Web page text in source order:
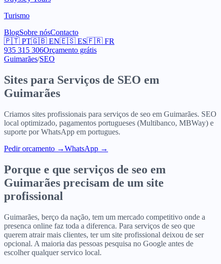
Turismo
BlogSobre nósContacto
🇵🇹 PT🇬🇧 EN🇪🇸 ES🇫🇷 FR
935 315 306Orçamento grátis
Guimarães/SEO
Sites para Serviços de SEO em
Guimarães
Criamos sites profissionais para serviços de seo em Guimarães. SEO
local optimizado, pagamentos portugueses (Multibanco, MBWay) e
suporte por WhatsApp em portugues.
Pedir orcamento →WhatsApp →
Porque e que serviços de seo em
Guimarães precisam de um site
profissional
Guimarães, berço da nação, tem um mercado competitivo onde a
presenca online faz toda a diferenca. Para serviços de seo que
querem atrair mais clientes, ter um site profissional deixou de ser
opcional. A maioria das pessoas pesquisa no Google antes de
escolher qualquer servico local.